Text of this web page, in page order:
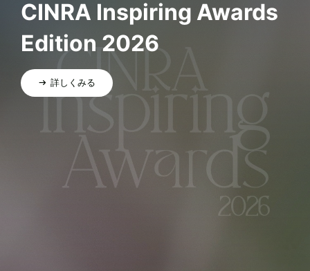
CINRA Inspiring Awards
Edition 2026
詳しくみる